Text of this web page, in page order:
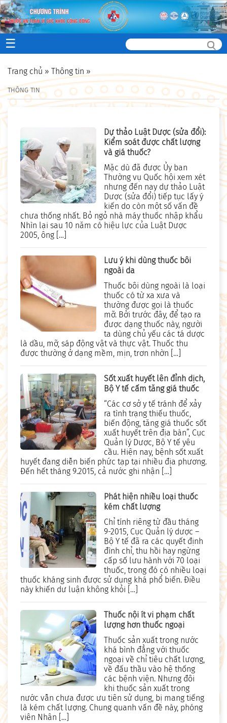
☰
Trang chủ » Thông tin »
THÔNG TIN
Dự thảo Luật Dược (sửa đổi):
Kiểm soát được chất lượng
và giá thuốc?
Mặc dù đã được Ủy ban
Thường vụ Quốc hội xem xét
nhưng đến nay dự thảo Luật
Dược (sửa đổi) tiếp tục lấy ý
kiến do còn một số vấn đề
chưa thống nhất. Bỏ ngỏ nhà máy thuốc nhập khẩu
Nhìn lại sau 10 năm có hiệu lực của Luật Dược
2005, ông […]
Lưu ý khi dùng thuốc bôi
ngoài da
Thuốc bôi dùng ngoài là loại
thuốc có từ xa xưa và
thường được gọi là thuốc
mỡ. Bởi trước đây, để tạo ra
được dạng thuốc này, người
ta dùng chủ yếu các tá dược
là dầu, mỡ, sáp động vật và thực vật. Thuốc thu
được thường ở dạng mềm, mịn, trơn nhờn […]
Sốt xuất huyết lên đỉnh dịch,
Bộ Y tế cấm tăng giá thuốc
“Các cơ sở y tế tránh để xảy
ra tình trạng thiếu thuốc,
biến động, tăng giá thuốc sốt
xuất huyết trên địa bàn”, Cục
Quản lý Dược, Bộ Y tế yêu
cầu. Hiện nay, bệnh sốt xuất
huyết đang diễn biến phức tạp tại nhiều địa phương.
Đến hết tháng 9.2015, cả nước ghi nhận […]
Phát hiện nhiều loại thuốc
kém chất lượng
Chỉ tính riêng từ đầu tháng
9-2015, Cục Quản lý dược –
Bộ Y tế đã ra các quyết định
đình chỉ, thu hồi hay ngừng
cấp số lưu hành với 70 loại
thuốc, trong đó có nhiều loại
thuốc kháng sinh được sử dụng khá phổ biến. Điều
này khiến dư luận không khỏi […]
Thuốc nội ít vi phạm chất
lượng hơn thuốc ngoại
Thuốc sản xuất trong nước
khá bình đẳng với thuốc
ngoại về chỉ tiêu chất lượng,
về đấu thầu vào hệ thống
các bệnh viện. Nhưng đôi
khi thuốc sản xuất trong
nước vẫn chưa được ưu tiên sử dụng, bị mang tiếng
là kém chất lượng. Chung quanh vấn đề này, phóng
viên Nhân […]